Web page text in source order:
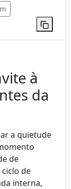
à
da
a quietude
de
de
interna,